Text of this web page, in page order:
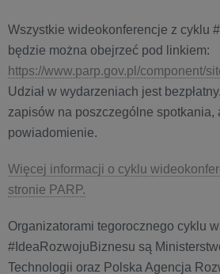
Wszystkie wideokonferencje z cyklu
będzie można obejrzeć pod linkiem:
https://www.parp.gov.pl/component/
Udział w wydarzeniach jest
zapisów na poszczególne spotkania,
powiadomienie.
Więcej informacji o cyklu
stronie PARP.
Organizatorami tegorocznego cyklu
#IdeaRozwojuBiznesu są
Technologii oraz Polska Agencja